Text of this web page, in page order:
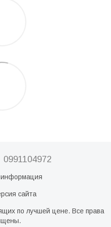
0991104972
информация
сайта
по лучшей цене. Все права